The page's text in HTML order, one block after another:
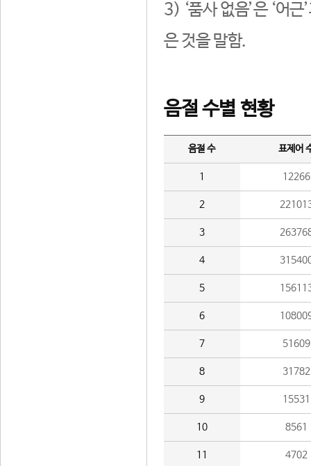
3) ‘품사 없음’은 ‘어
은 것을 말함.
음절 수별 현황
음절 수 표제어
1 12266
2
3
4
5
6
7 51609
8 31782
9 15531
10 8561
11 4702